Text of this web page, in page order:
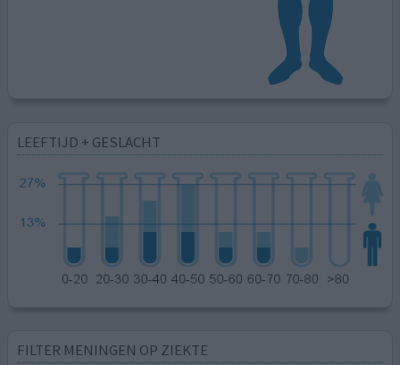
LEEFTIJD + GESLACHT
FILTER MENINGEN OP ZIEKTE